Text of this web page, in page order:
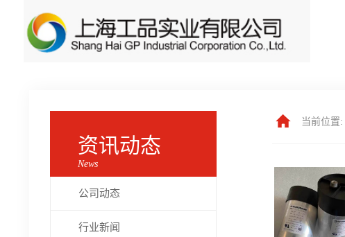
资讯动态
News
公司动态
行业新闻
当前位置: